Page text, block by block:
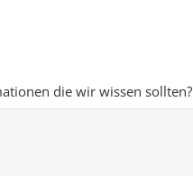
die wir wissen sollten?